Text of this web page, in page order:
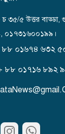
মৃত্যু, স্কুল
একদিনে
টাকা কাঁচা
নেতা
৩৫/৫ উত্তর
০১৭৩১৬০০১৯৯।
+ ৮৮ ০১৬৭৪ ৬৩২
+ ৮৮ ০১৭১৬ ৮৯২